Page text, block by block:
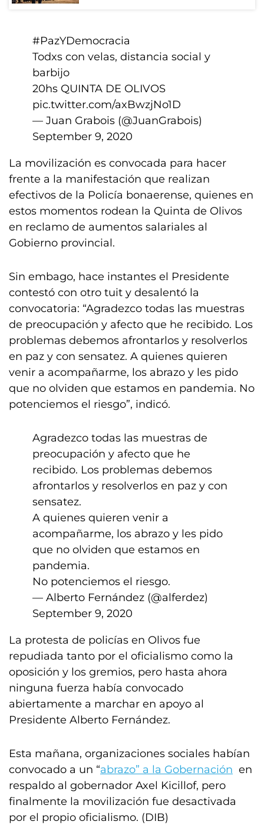
#PazYDemocracia
Todxs con velas, distancia social y
barbijo
20hs QUINTA DE OLIVOS
pic.twitter.com/axBwzjNo1D
— Juan Grabois (@JuanGrabois)
September 9, 2020
La movilización es convocada para hacer
frente a la manifestación que realizan
efectivos de la Policía bonaerense, quienes en
estos momentos rodean la Quinta de Olivos
en reclamo de aumentos salariales al
Gobierno provincial.
Sin embago, hace instantes el Presidente
contestó con otro tuit y desalentó la
convocatoria: “Agradezco todas las muestras
de preocupación y afecto que he recibido. Los
problemas debemos afrontarlos y resolverlos
en paz y con sensatez. A quienes quieren
venir a acompañarme, los abrazo y les pido
que no olviden que estamos en pandemia. No
potenciemos el riesgo”, indicó.
Agradezco todas las muestras de
preocupación y afecto que he
recibido. Los problemas debemos
afrontarlos y resolverlos en paz y con
sensatez.
A quienes quieren venir a
acompañarme, los abrazo y les pido
que no olviden que estamos en
pandemia.
No potenciemos el riesgo.
— Alberto Fernández (@alferdez)
September 9, 2020
La protesta de policías en Olivos fue
repudiada tanto por el oficialismo como la
oposición y los gremios, pero hasta ahora
ninguna fuerza había convocado
abiertamente a marchar en apoyo al
Presidente Alberto Fernández.
Esta mañana, organizaciones sociales habían
convocado a un “abrazo” a la Gobernación en
respaldo al gobernador Axel Kicillof, pero
finalmente la movilización fue desactivada
por el propio oficialismo. (DIB)